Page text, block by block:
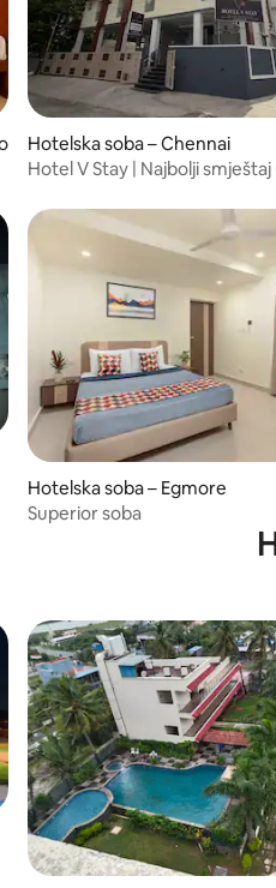
Hotelska soba – Chennai
Hotel V Stay | Najbolji
Hotelska soba – Egmore
Superior soba